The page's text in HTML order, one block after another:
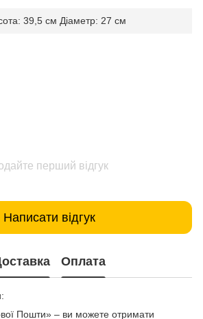
39,5 см Діаметр: 27 см
перший відгук
Написати відгук
Оплата
Пошти» – ви можете отримати